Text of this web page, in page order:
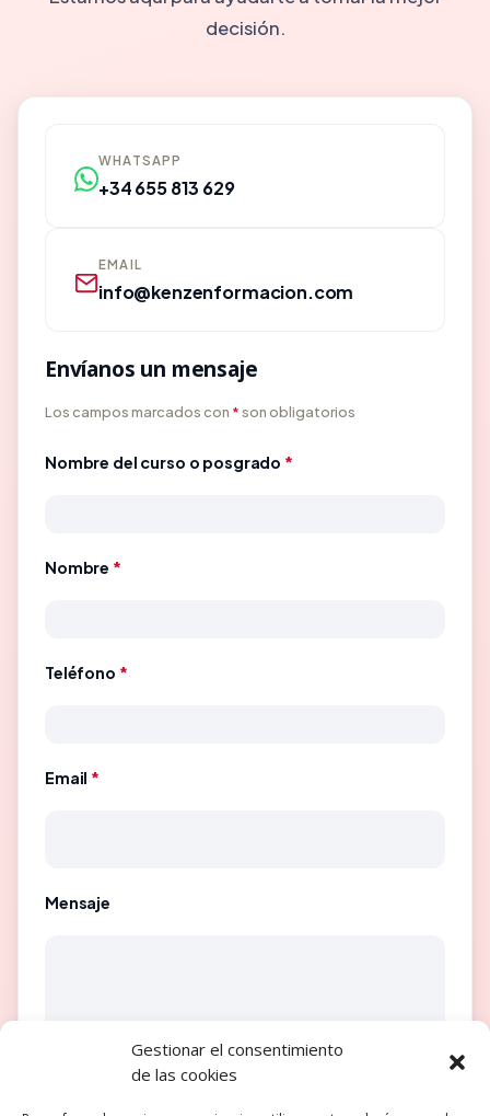
Gestionar el consentimiento
de las cookies
decisión.
WHATSAPP
+34 655 813 629
EMAIL
info@kenzenformacion.com
Envíanos un mensaje
Los campos marcados con *son obligatorios
Nombre del curso o posgrado *
Nombre *
Teléfono *
Email *
Mensaje